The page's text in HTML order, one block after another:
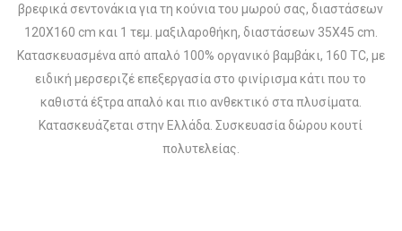
βρεφικά σεντονάκια για τη κούνια του μωρού σας, διαστάσεων
120X160 cm και 1 τεμ. μαξιλαροθήκη, διαστάσεων 35X45 cm.
Κατασκευασμένα από απαλό 100% οργανικό βαμβάκι, 160 TC, με
ειδική μερσεριζέ επεξεργασία στο φινίρισμα κάτι που το
καθιστά έξτρα απαλό και πιο ανθεκτικό στα πλυσίματα.
Κατασκευάζεται στην Ελλάδα. Συσκευασία δώρου κουτί
πολυτελείας.